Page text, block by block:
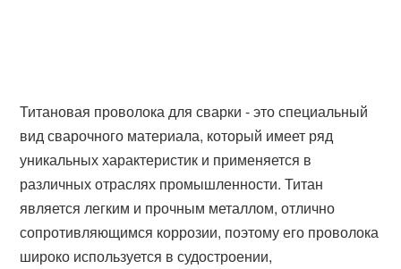
Титановая проволока для сварки - это специальный
вид сварочного материала, который имеет ряд
уникальных характеристик и применяется в
различных отраслях промышленности. Титан
является легким и прочным металлом, отлично
сопротивляющимся коррозии, поэтому его проволока
широко используется в судостроении,